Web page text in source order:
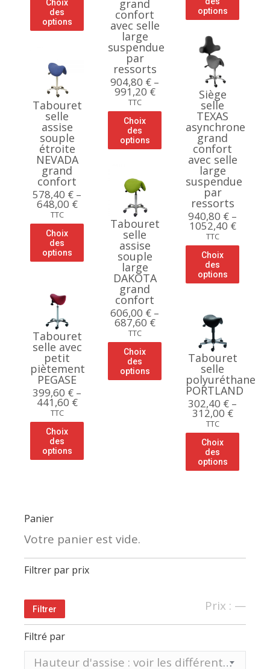
options
Choix
des
options
grand
confort
avec selle
large
suspendue
par
ressorts
904,80 € –
991,20 €
TTC
Choix
des
options
Siège
selle
TEXAS
asynchrone
grand
confort
avec selle
large
suspendue
par
ressorts
940,80 € –
1052,40 €
TTC
Choix
des
options
Tabouret
selle
assise
souple
étroite
NEVADA
grand
confort
578,40 € –
648,00 €
TTC
Choix
des
options
Tabouret
selle
assise
souple
large
DAKOTA
grand
confort
606,00 € –
687,60 €
TTC
Choix
des
options
Tabouret
selle avec
petit
piètement
PEGASE
399,60 € –
441,60 €
TTC
Choix
des
options
Tabouret
selle
polyuréthane
PORTLAND
302,40 € –
312,00 €
TTC
Choix
des
options
Panier
Votre panier est vide.
Filtrer par prix
Prix
Prix
Filtrer Prix : —
Filtré par
Hauteur d'assise : voir les différentes hauteurs sur tableau ci-dessous